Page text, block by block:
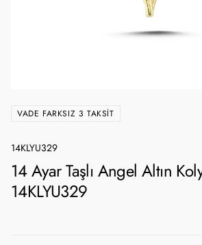
VADE FARKSIZ 3 TAKSIT
14KLYU329
14 Ayar Taşlı Angel Altın
14KLYU329